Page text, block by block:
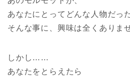
あなたにとってどんな人物だっ
そんな事に、興味は全くありま
しかし……
あなたをとらえたら